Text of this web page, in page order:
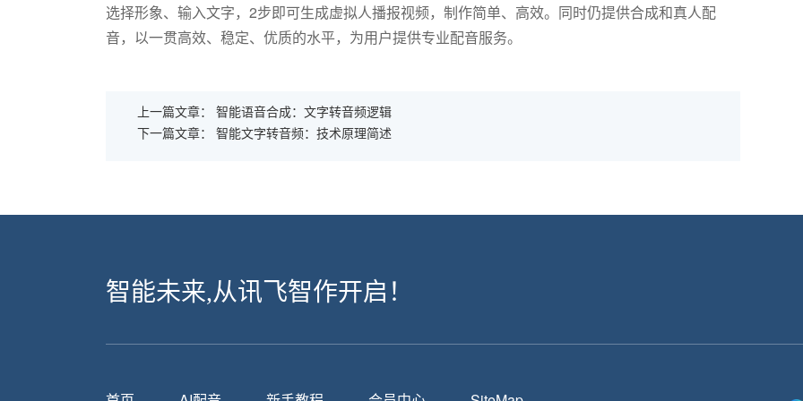
选择形象、输入文字，2步即可生成虚拟人播报视频，制作简单、高效。同时仍提供合成和真人配
音，以一贯高效、稳定、优质的水平，为用户提供专业配音服务。
上一篇文章： 智能语音合成：文字转音频逻辑
下一篇文章： 智能文字转音频：技术原理简述
智能未来,从讯飞智作开启！